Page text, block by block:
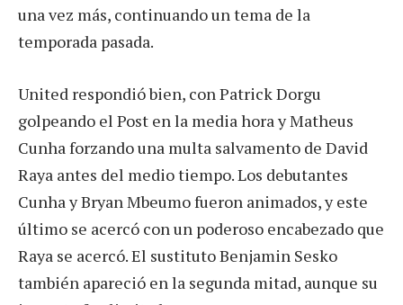
una vez más, continuando un tema de la
temporada pasada.
United respondió bien, con Patrick Dorgu
golpeando el Post en la media hora y Matheus
Cunha forzando una multa salvamento de David
Raya antes del medio tiempo. Los debutantes
Cunha y Bryan Mbeumo fueron animados, y este
último se acercó con un poderoso encabezado que
Raya se acercó. El sustituto Benjamin Sesko
también apareció en la segunda mitad, aunque su